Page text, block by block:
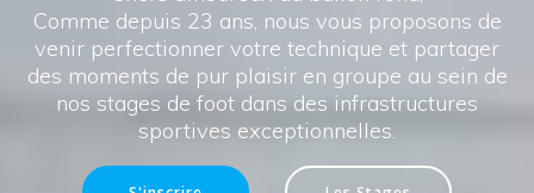
Comme depuis 23 ans, nous vous proposons de
venir perfectionner votre technique et partager
des moments de pur plaisir en groupe au sein de
nos stages de foot dans des infrastructures
sportives exceptionnelles.